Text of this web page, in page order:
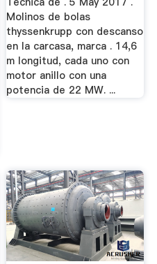
Molinos de bolas
thyssenkrupp con descanso
en la carcasa, marca . 14,6
m longitud, cada uno con
motor anillo con una
potencia de 22 MW. ...